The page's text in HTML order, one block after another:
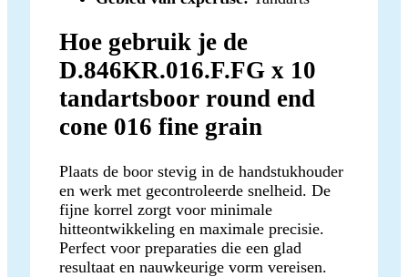
Hoe gebruik je de
D.846KR.016.F.FG x 10
tandartsboor round end
cone 016 fine grain
Plaats de boor stevig in de handstukhouder
en werk met gecontroleerde snelheid. De
fijne korrel zorgt voor minimale
hitteontwikkeling en maximale precisie.
Perfect voor preparaties die een glad
resultaat en nauwkeurige vorm vereisen.